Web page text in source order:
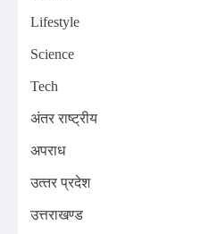
Lifestyle
Science
Tech
अंतर राष्ट्रीय
अपराध
उत्‍तर प्रदेश
उत्तराखण्ड